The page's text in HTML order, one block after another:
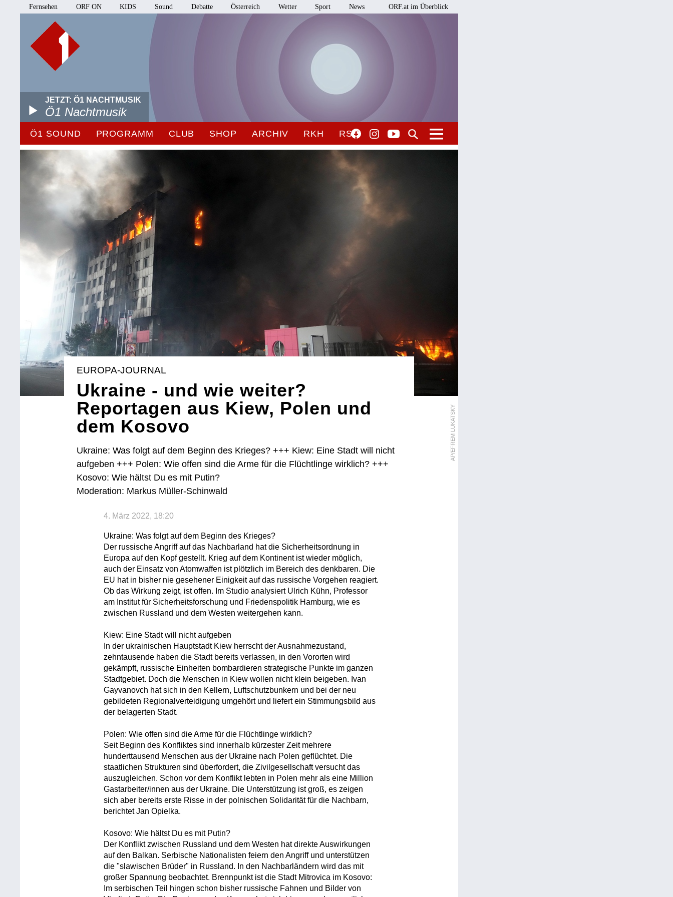
Fernsehen ORF ON KIDS Sound Debatte Österreich Wetter Sport News ORF.at im Überblick
JETZT: Ö1 NACHTMUSIK
Ö1 Nachtmusik
Ö1 SOUND PROGRAMM CLUB SHOP ARCHIV RKH RSO
AP/EFREM LUKATSKY
EUROPA-JOURNAL
Ukraine - und wie weiter?
Reportagen aus Kiew, Polen und
dem Kosovo
Ukraine: Was folgt auf dem Beginn des Krieges? +++ Kiew: Eine Stadt will nicht
aufgeben +++ Polen: Wie offen sind die Arme für die Flüchtlinge wirklich? +++
Kosovo: Wie hältst Du es mit Putin?
Moderation: Markus Müller-Schinwald
4. März 2022, 18:20
Ukraine: Was folgt auf dem Beginn des Krieges?
Der russische Angriff auf das Nachbarland hat die Sicherheitsordnung in
Europa auf den Kopf gestellt. Krieg auf dem Kontinent ist wieder möglich,
auch der Einsatz von Atomwaffen ist plötzlich im Bereich des denkbaren. Die
EU hat in bisher nie gesehener Einigkeit auf das russische Vorgehen reagiert.
Ob das Wirkung zeigt, ist offen. Im Studio analysiert Ulrich Kühn, Professor
am Institut für Sicherheitsforschung und Friedenspolitik Hamburg, wie es
zwischen Russland und dem Westen weitergehen kann.
Kiew: Eine Stadt will nicht aufgeben
In der ukrainischen Hauptstadt Kiew herrscht der Ausnahmezustand,
zehntausende haben die Stadt bereits verlassen, in den Vororten wird
gekämpft, russische Einheiten bombardieren strategische Punkte im ganzen
Stadtgebiet. Doch die Menschen in Kiew wollen nicht klein beigeben. Ivan
Gayvanovch hat sich in den Kellern, Luftschutzbunkern und bei der neu
gebildeten Regionalverteidigung umgehört und liefert ein Stimmungsbild aus
der belagerten Stadt.
Polen: Wie offen sind die Arme für die Flüchtlinge wirklich?
Seit Beginn des Konfliktes sind innerhalb kürzester Zeit mehrere
hunderttausend Menschen aus der Ukraine nach Polen geflüchtet. Die
staatlichen Strukturen sind überfordert, die Zivilgesellschaft versucht das
auszugleichen. Schon vor dem Konflikt lebten in Polen mehr als eine Million
Gastarbeiter/innen aus der Ukraine. Die Unterstützung ist groß, es zeigen
sich aber bereits erste Risse in der polnischen Solidarität für die Nachbarn,
berichtet Jan Opielka.
Kosovo: Wie hältst Du es mit Putin?
Der Konflikt zwischen Russland und dem Westen hat direkte Auswirkungen
auf den Balkan. Serbische Nationalisten feiern den Angriff und unterstützen
die "slawischen Brüder" in Russland. In den Nachbarländern wird das mit
großer Spannung beobachtet. Brennpunkt ist die Stadt Mitrovica im Kosovo:
Im serbischen Teil hingen schon bisher russische Fahnen und Bilder von